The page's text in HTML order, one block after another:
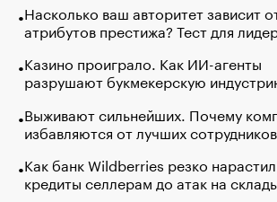
Насколько ваш авторитет зависит
атрибутов престижа? Тест для
Казино проиграло. Как ИИ-агенты
разрушают букмекерскую
Выживают сильнейших. Почему
избавляются от лучших сотрудников
Как банк Wildberries резко нарастил
кредиты селлерам до атак на